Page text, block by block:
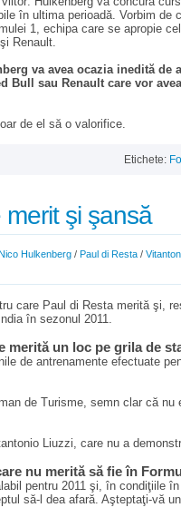
în ultima perioadă. Vorbim de
1, echipa care se apropie
Renault.
va avea ocazia inedită de
Bull sau Renault care vor
de el să o valorifice.
Etichete:
şi şansă
Hulkenberg / Paul di Resta /
care Paul di Resta merită şi,
în sezonul 2011.
merită un loc pe grila de
de antrenamente efectuate
de Turisme, semn clar că nu
Liuzzi, care nu a
nu merită să fie în
pentru 2011 şi, în condiţiile
să-l dea afară. Aşteptaţi-vă